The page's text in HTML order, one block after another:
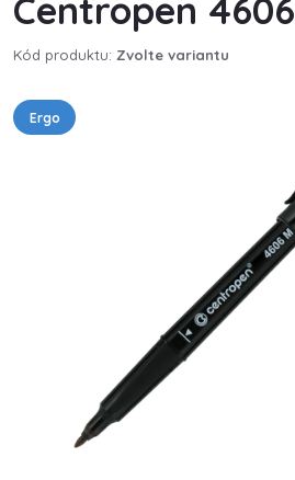
Centropen 4606
Kód produktu: Zvolte variantu
Ergo